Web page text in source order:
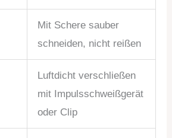
Mit Schere sauber
schneiden, nicht reißen
Luftdicht verschließen
mit Impulsschweißgerät
oder Clip